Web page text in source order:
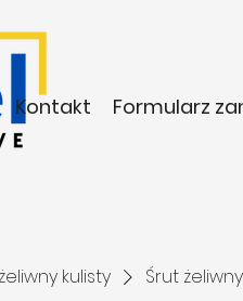
Kontakt Formularz
kulisty Śrut